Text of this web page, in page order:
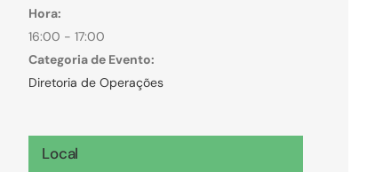
Hora:
16:00 - 17:00
Categoria de Evento:
Diretoria de Operações
Local